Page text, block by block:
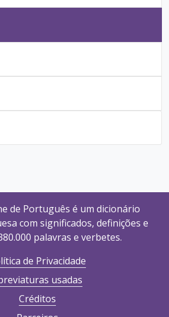
de Português é um dicionário
com significados, definições e
palavras e verbetes.
de Privacidade
usadas
Créditos